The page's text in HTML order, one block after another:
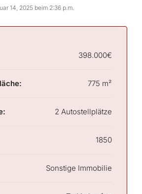
14, 2025 beim 2:36 p.m.
398.000€
775 m²
2 Autostellplätze
1850
Sonstige Immobilie